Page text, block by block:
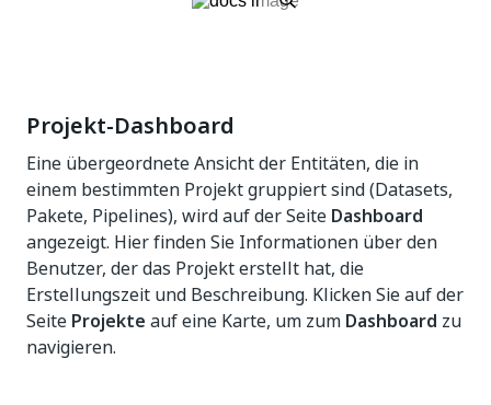
Projekt-Dashboard
Eine übergeordnete Ansicht der Entitäten, die in
einem bestimmten Projekt gruppiert sind (Datasets,
Pakete, Pipelines), wird auf der Seite Dashboard
angezeigt. Hier finden Sie Informationen über den
Benutzer, der das Projekt erstellt hat, die
Erstellungszeit und Beschreibung. Klicken Sie auf der
Seite Projekte auf eine Karte, um zum Dashboard zu
navigieren.